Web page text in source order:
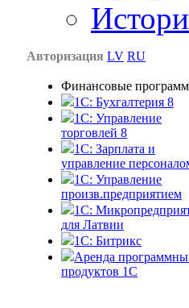
Авторизация LV RU
Финансовые
1С: Бухгалтерия 8
1C: Управление
торговлей 8
1C: Зарплата и
управление
1C: Управление
произв.предприятием
1С:
для Латвии
1C: Битрикс
Аренда
продуктов 1С